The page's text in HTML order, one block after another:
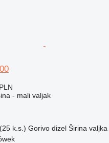
- mali valjak
k.s.) Gorivo dizel Širina valjka